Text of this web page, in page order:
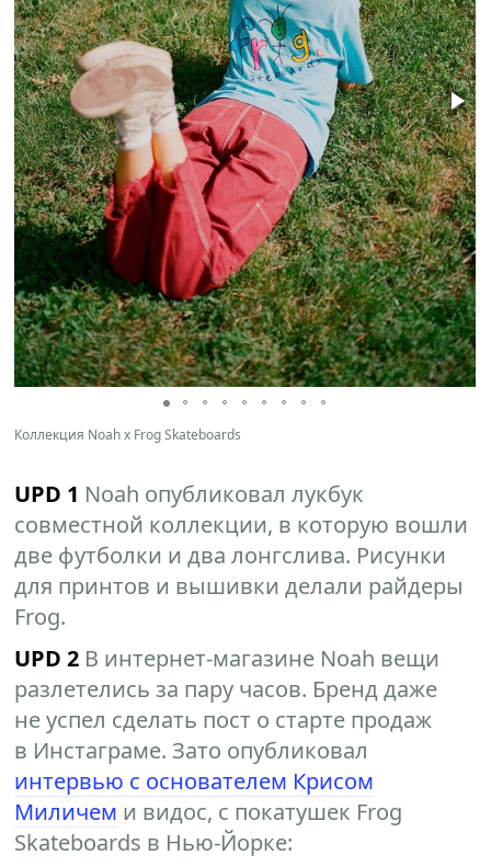
Коллекция Noah x Frog Skateboards
UPD 1 Noah опубликовал лукбук
совместной коллекции, в которую вошли
две футболки и два лонгслива. Рисунки
для принтов и вышивки делали райдеры
Frog.
UPD 2 В интернет-магазине Noah вещи
разлетелись за пару часов. Бренд даже
не успел сделать пост о старте продаж
в Инстаграме. Зато опубликовал
интервью с основателем Крисом
Миличем и видос, с покатушек Frog
Skateboards в Нью-Йорке: